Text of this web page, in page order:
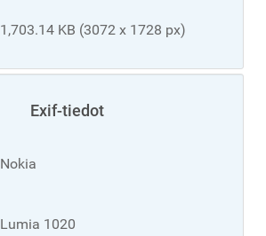
1,703.14 KB (3072 x 1728 px)
Exif-tiedot
Nokia
Lumia 1020